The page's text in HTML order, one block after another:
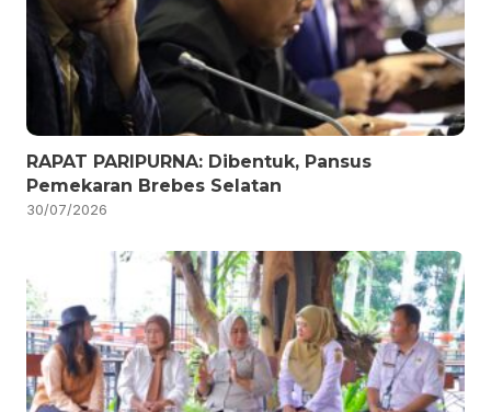
RAPAT PARIPURNA: Dibentuk, Pansus
Pemekaran Brebes Selatan
30/07/2026